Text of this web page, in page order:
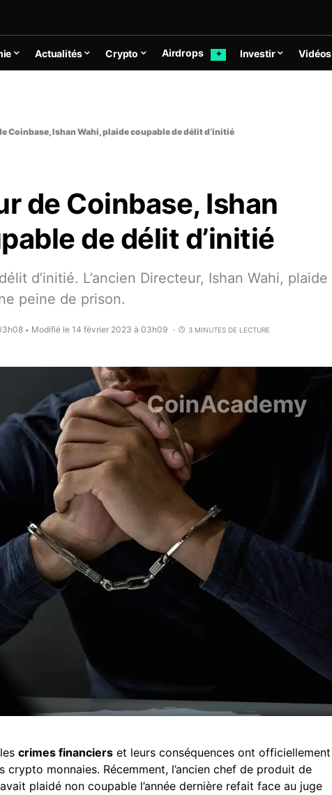
Actualités Crypto Airdrops ✦ Investir Vidéos
Coinbase, Ishan Wahi, plaide coupable de délit d’initié
de Coinbase, Ishan
de délit d’initié
d’initié. L’ancien Directeur, Ishan Wahi, plaide
peine de prison.
• Modifié le 14 février 2023 à 03h09 3 MINUTES DE LECTURE
crimes financiers et leurs conséquences ont officiellement
monnaies. Récemment, l’ancien chef de produit de
plaidé non coupable l’année dernière refait face au juge